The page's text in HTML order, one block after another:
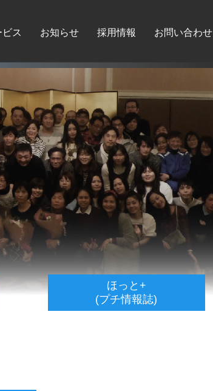
ス お知らせ 採用情報 お問い合わせ
ほっと+
(プチ情報誌)